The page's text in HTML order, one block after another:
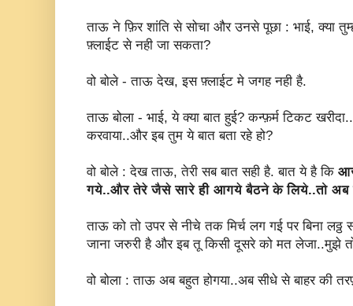
ताऊ ने फ़िर शांति से सोचा और उनसे पूछा : भाई, क्या
फ़्लाईट से नही जा सकता?
वो बोले - ताऊ देख, इस फ़्लाईट मे जगह नही है.
ताऊ बोला - भाई, ये क्या बात हुई? कन्फ़र्म टिकट
करवाया..और इब तुम ये बात बता रहे हो?
वो बोले : देख ताऊ, तेरी सब बात सही है. बात ये है कि
गये..और तेरे जैसे सारे ही आगये बैठने के लिये..तो अब
ताऊ को तो उपर से नीचे तक मिर्च लग गई पर बिना लठ्ठ
जाना जरुरी है और इब तू किसी दूसरे को मत लेजा..मुझे
वो बोला : ताऊ अब बहुत होगया..अब सीधे से बाहर की